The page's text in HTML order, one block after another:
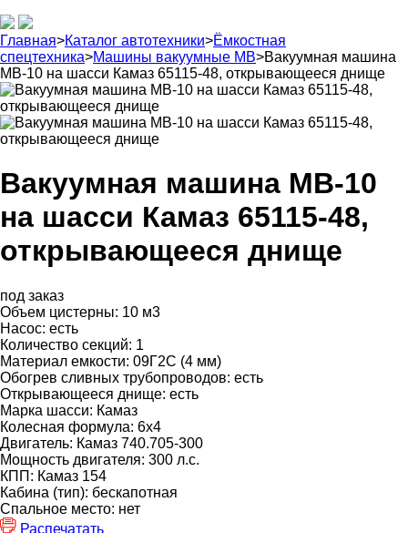
Главная>Каталог автотехники>Ёмкостная
спецтехника>Машины вакуумные МВ>Вакуумная машина
МВ-10 на шасси Камаз 65115-48, открывающееся днище
Вакуумная машина МВ-10
на шасси Камаз 65115-48,
открывающееся днище
под заказ
Объем цистерны: 10 м3
Насос: есть
Количество секций: 1
Материал емкости: 09Г2С (4 мм)
Обогрев сливных трубопроводов: есть
Открывающееся днище: есть
Марка шасси: Камаз
Колесная формула: 6х4
Двигатель: Камаз 740.705-300
Мощность двигателя: 300 л.с.
КПП: Камаз 154
Кабина (тип): бескапотная
Спальное место: нет
Распечатать